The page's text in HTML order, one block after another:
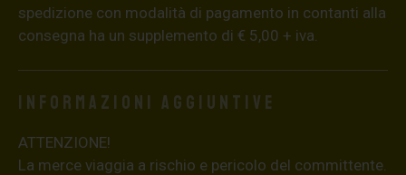
spedizione con modalità di pagamento in contanti alla
consegna ha un supplemento di € 5,00 + iva.
Informazioni aggiuntive
ATTENZIONE!
La merce viaggia a rischio e pericolo del committente.